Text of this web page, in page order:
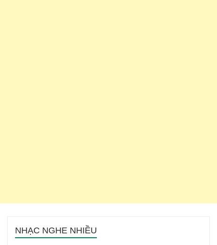
NHẠC NGHE NHIỀU